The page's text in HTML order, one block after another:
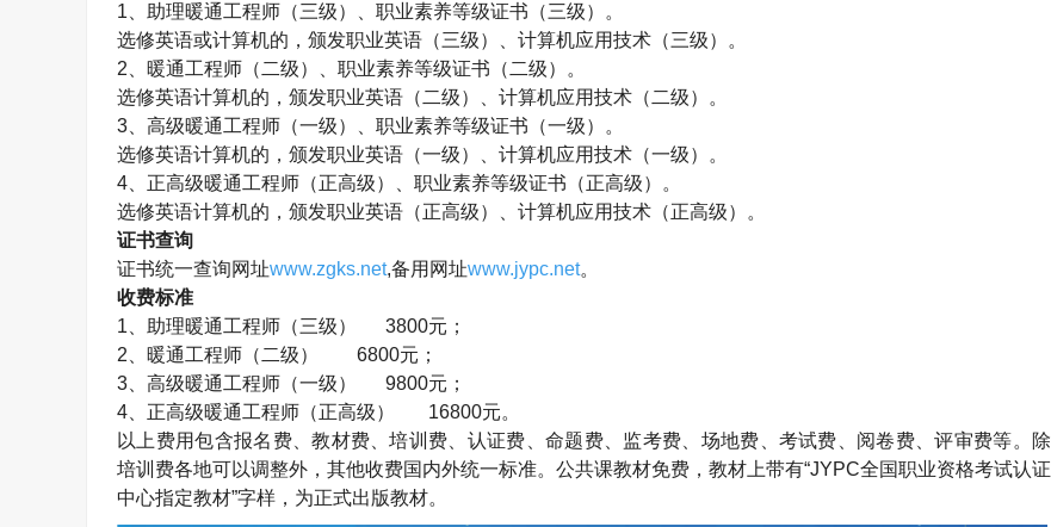
1 、助理暖通工程师（三级）、职业素养等级证书（三级）。
选修英语或计算机的，颁发职业英语（三级）、计算机应用技术（三级）。
2 、暖通工程师（二级）、职业素养等级证书（二级）。
选修英语计算机的，颁发职业英语（二级）、计算机应用技术（二级）。
3 、高级暖通工程师（一级）、职业素养等级证书（一级）。
选修英语计算机的，颁发职业英语（一级）、计算机应用技术（一级）。
4 、正高级暖通工程师（正高级）、职业素养等级证书（正高级）。
选修英语计算机的，颁发职业英语（正高级）、计算机应用技术（正高级）。
证书查询
证书统一查询网址www.zgks.net,备用网址www.jypc.net。
收费标准
1 、助理暖通工程师（三级） 3800元；
2 、暖通工程师（二级） 6800元；
3 、高级暖通工程师（一级） 9800元；
4 、正高级暖通工程师（正高级） 16800元。
以上费用包含报名费、教材费、培训费、认证费、命题费、监考费、场地费、考试费、阅卷费、评审费等。除
培训费各地可以调整外，其他收费国内外统一标准。公共课教材免费，教材上带有“JYPC全国职业资格考试认证
中心指定教材”字样，为正式出版教材。